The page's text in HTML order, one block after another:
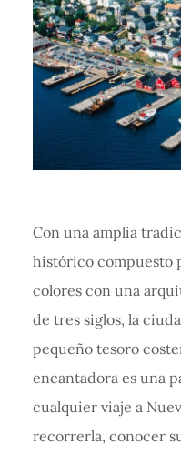
Con una amplia
histórico compuesto
colores con una
de tres siglos, la
pequeño tesoro
encantadora es una
cualquier viaje a
recorrerla, conocer